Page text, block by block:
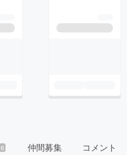
6 仲間募集 コメント